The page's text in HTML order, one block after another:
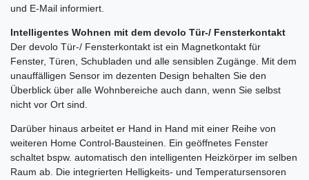
und E-Mail informiert.
Intelligentes Wohnen mit dem devolo Tür-/ Fensterkontakt
Der devolo Tür-/ Fensterkontakt ist ein Magnetkontakt für
Fenster, Türen, Schubladen und alle sensiblen Zugänge. Mit dem
unauffälligen Sensor im dezenten Design behalten Sie den
Überblick über alle Wohnbereiche auch dann, wenn Sie selbst
nicht vor Ort sind.
Darüber hinaus arbeitet er Hand in Hand mit einer Reihe von
weiteren Home Control-Bausteinen. Ein geöffnetes Fenster
schaltet bspw. automatisch den intelligenten Heizkörper im selben
Raum ab. Die integrierten Helligkeits- und Temperatursensoren